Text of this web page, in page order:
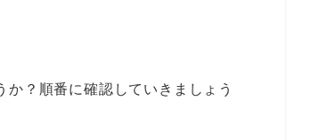
？順番に確認していきましょう